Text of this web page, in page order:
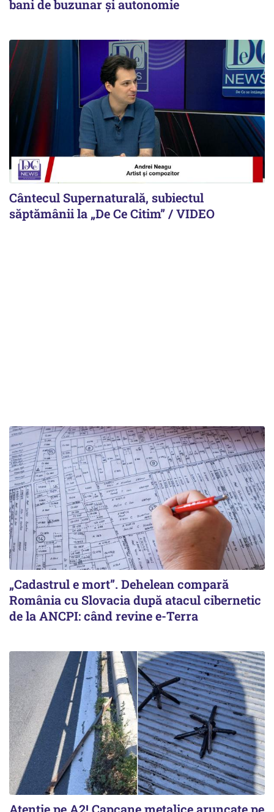
bani de buzunar și autonomie
Cântecul Supernaturală, subiectul
săptămânii la „De Ce Citim” / VIDEO
„Cadastrul e mort”. Dehelean compară
România cu Slovacia după atacul cibernetic
de la ANCPI: când revine e-Terra